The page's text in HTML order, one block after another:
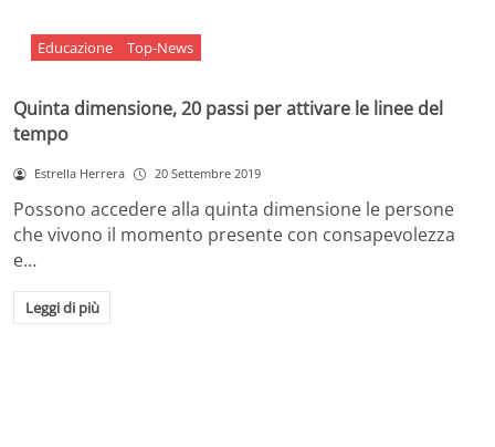
Educazione Top-News
Quinta dimensione, 20 passi per attivare le linee del
tempo
Estrella Herrera 20 Settembre 2019
Possono accedere alla quinta dimensione le persone
che vivono il momento presente con consapevolezza
e…
Leggi di più